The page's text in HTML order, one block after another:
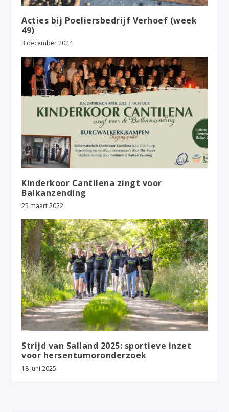
Acties bij Poeliersbedrijf Verhoef (week
49)
3 december 2024
Kinderkoor Cantilena zingt voor
Balkanzending
25 maart 2022
Strijd van Salland 2025: sportieve inzet
voor hersentumoronderzoek
18 juni 2025